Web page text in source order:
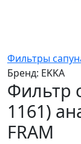
Фильтры
Бренд: EKKA
Фильтр
1161)
FRAM